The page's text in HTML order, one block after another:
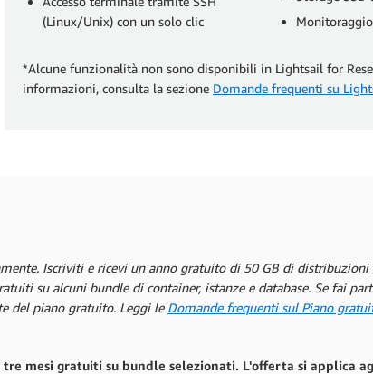
(Linux/Unix) con un solo clic
*Alcune funzionalità non sono disponibili in Lightsail for
informazioni, consulta la sezione Domande frequenti su
Iscriviti e ricevi un anno gratuito di 50 GB di
su alcuni bundle di container, istanze e database. Se fai
del piano gratuito. Leggi le Domande frequenti sul Piano
mesi gratuiti su bundle selezionati. L'offerta si applica